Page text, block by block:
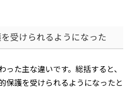
受けられるようになった
った主な違いです。総括すると、
保護を受けられるようになったと